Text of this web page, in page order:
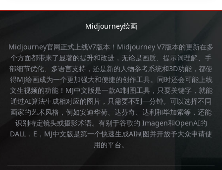
Midjourney绘画
Midjourney官网正式上线V7版本！ Midjourney V7版本的更新在多
个方面都带来了显著的提升和改进，无论是画质、提示词理解、手
部细节优化、多语言支持，还是新的人物参考系统和3D功能，都使
得MJ绘画成为一个更加强大和便捷的创作工具。同时还会可能上线
文生视频的功能！ MJ中文版是一款AI制图工具，只要关键字，就能
通过AI算法生成相对应的图片，只需要不到一分钟。可以选择不同
画家的艺术风格，例如安迪华荷、达芬奇、达利和毕加索等，还能
识别特定镜头或摄影术语。有别于谷歌的 Imagen和OpenAI的
DALL．E， MJ中文版是第一个快速生成AI制图并开放予大众申请使
用的平台。